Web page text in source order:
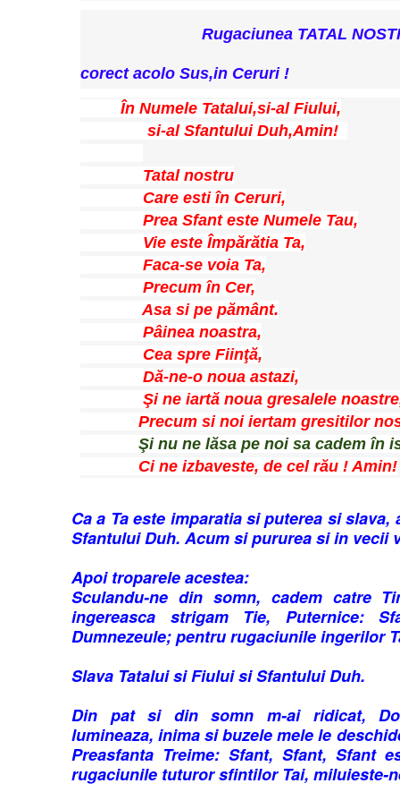
Rugaciunea TATAL
corect acolo Sus,in Ceruri !
În Numele Tatalui,si-al Fiului,
si-al Sfantului Duh,Amin!
Tatal nostru
Care esti în Ceruri,
Prea Sfant este Numele Tau,
Vie este Împărătia Ta,
Faca-se voia Ta,
Precum în Cer,
Asa si pe pământ.
Pâinea noastra,
Cea spre Fiinţă,
Dă-ne-o noua astazi,
Şi ne iartă noua gresalele
Precum si noi iertam gresitilor
Şi nu ne lăsa pe noi sa cadem în
Ci ne izbaveste, de cel rău ! Amin!
Ca a Ta este imparatia si puterea si
Sfantului Duh. Acum si pururea si in vecii
Apoi troparele acestea:
Sculandu-ne din somn, cadem catre
ingereasca strigam Tie, Puternice:
Dumnezeule; pentru rugaciunile ingerilor
Slava Tatalui si Fiului si Sfantului Duh.
Din pat si din somn m-ai ridicat,
lumineaza, inima si buzele mele le
Preasfanta Treime: Sfant, Sfant, Sfant
rugaciunile tuturor sfintilor Tai, miluieste-